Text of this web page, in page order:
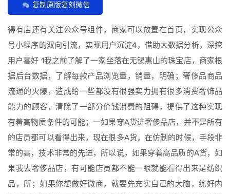
复制原版复刻微信
得有店还有关注公众号组件，商家可以放置在首页，实现公众
号小程序的双向引流，实现用户沉淀4，借助大数据分析，深挖
用户喜好 1我之前了解了一家坐落在无锡惠山的珠宝店，商家根
据后台数据，了解每款产品浏览量，销量，明确；奢侈品商品
流通的火爆，造成给一些都没有很强实力拥有很多消费奢饰品
能力的顾客，清除了一部分价钱消费的阻碍，提供了这种实现
有着高物质条件的可能；一如果穿A货进奢侈品店，并不是所有
的店员都可以看得出来，现在很多A货，在仿制的时候，手段非
常的高，技术非常的先进，所以说，如果穿着高品质的A货，如
果我去奢侈品店，有可能店员都不能一眼就能看得出来是纺织
品，所；如果你想做好微商，就要先充实自己的大脑，练好内